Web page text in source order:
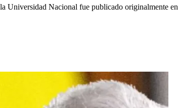
Universidad Nacional fue publicado originalmente